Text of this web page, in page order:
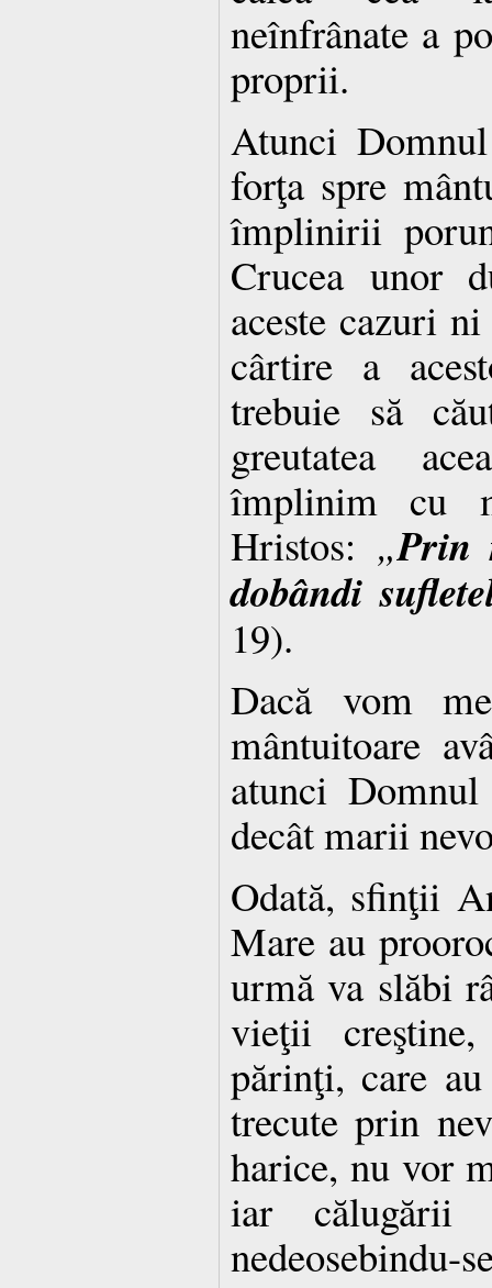
neînfrânate a
proprii.
Atunci
forţa spre
împlinirii
Crucea unor
aceste cazuri
cârtire a
trebuie să
greutatea
împlinim cu
Hristos: „Prin
dobândi
19).
Dacă vom
mântuitoare
atunci
decât marii
Odată, sfinţii
Mare au
urmă va slăbi
vieţii
părinţi, care
trecute prin
harice, nu vor
iar
nedeosebindu-